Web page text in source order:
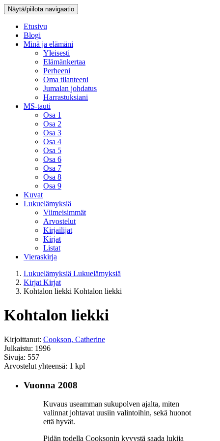
Näytä/piilota navigaatio
Etusivu
Blogi
Minä ja elämäni
Yleisesti
Elämänkertaa
Perheeni
Oma tilanteeni
Jumalan johdatus
Harrastuksiani
MS-tauti
Osa 1
Osa 2
Osa 3
Osa 4
Osa 5
Osa 6
Osa 7
Osa 8
Osa 9
Kuvat
Lukuelämyksiä
Viimeisimmät
Arvostelut
Kirjailijat
Kirjat
Listat
Vieraskirja
Lukuelämyksiä Lukuelämyksiä
Kirjat Kirjat
Kohtalon liekki Kohtalon liekki
Kohtalon liekki
Kirjoittanut: Cookson, Catherine
Julkaistu: 1996
Sivuja: 557
Arvostelut yhteensä: 1 kpl
Vuonna 2008
Kuvaus useamman sukupolven ajalta, miten
valinnat johtavat uusiin valintoihin, sekä huonot
että hyvät.
Pidän todella Cooksonin kyvystä saada lukija